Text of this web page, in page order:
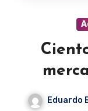
Eduardo